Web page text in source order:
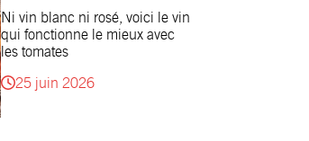
Ni vin blanc ni rosé, voici le vin
qui fonctionne le mieux avec
les tomates
25 juin 2026